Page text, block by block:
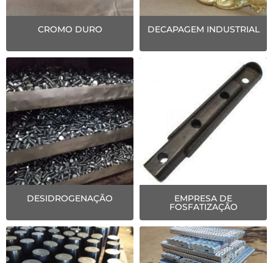
CROMO DURO DECAPAGEM INDUSTRIAL
DESIDROGENAÇÃO EMPRESA DE
FOSFATIZAÇÃO